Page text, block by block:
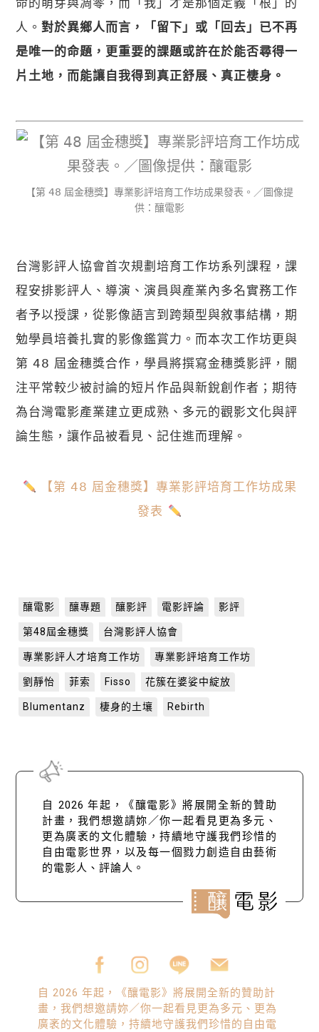
人。對於異鄉人而言，「留下」或「回去」已不再
是唯一的命題，更重要的課題或許在於能否尋得一
片土地，而能讓自我得到真正舒展、真正棲身。
【​第 𝟦𝟪 屆金穗獎】專業影評培育工作坊成果發表。／圖像提
供：釀電影
台灣影評人協會首次規劃培育工作坊系列課程，課
程安排影評人、導演、演員與產業內多名實務工作
者予以授課，從影像語言到跨類型與敘事結構，期
勉學員培養扎實的影像鑑賞力。而本次工作坊更與
第 𝟦𝟪 屆金穗獎合作，學員將撰寫金穗獎影評，關
注平常較少被討論的短片作品與新銳創作者；期待
為台灣電影產業建立更成熟、多元的觀影文化與評
論生態，讓作品被看見、記住進而理解。
【​第 𝟦𝟪 屆金穗獎】專業影評培育工作坊成果
發表
釀電影 釀專題 釀影評 電影評論 影評
第48屆金穗獎 台灣影評人協會
專業影評人才培育工作坊 專業影評培育工作坊
劉靜怡 菲索 Fisso 花簇在婆娑中綻放
Blumentanz 棲身的土壤 Rebirth
自 2026 年起，《釀電影》將展開全新的贊助
計畫，我們想邀請妳／你一起看見更為多元、
更為廣袤的文化體驗，持續地守護我們珍惜的
自由電影世界，以及每一個戮力創造自由藝術
的電影人、評論人。
自 2026 年起，《釀電影》將展開全新的贊助計
畫，我們想邀請妳／你一起看見更為多元、更為
廣袤的文化體驗，持續地守護我們珍惜的自由電